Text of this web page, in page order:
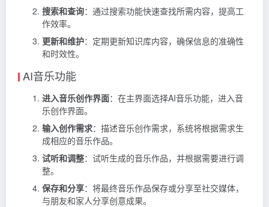
搜索和查询：通过搜索功能快速查找所需内容，提高工
作效率。
更新和维护：定期更新知识库内容，确保信息的准确性
和时效性。
AI音乐功能
进入音乐创作界面：在主界面选择AI音乐功能，进入音
乐创作界面。
输入创作需求：描述音乐创作需求，系统将根据需求生
成相应的音乐作品。
试听和调整：试听生成的音乐作品，并根据需要进行调
整。
保存和分享：将最终音乐作品保存或分享至社交媒体，
与朋友和家人分享创意成果。